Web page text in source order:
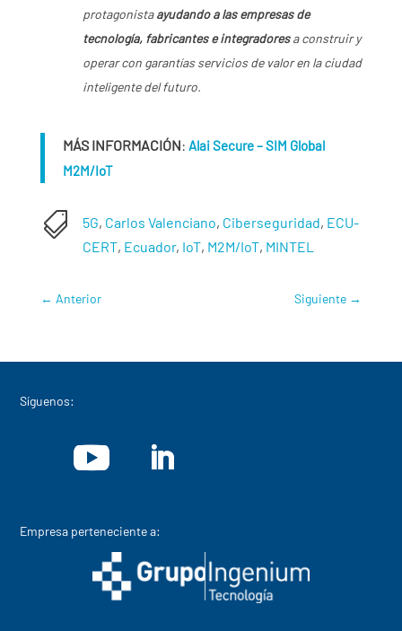
protagonistaayudando a las empresas de
tecnología, fabricantes e integradoresa construir y
operar con garantías servicios de valor en la ciudad
inteligente del futuro.
MÁS INFORMACIÓN: Alai Secure – SIM Global
M2M/IoT
 5G, Carlos Valenciano, Ciberseguridad, ECU-
CERT, Ecuador, IoT, M2M/IoT, MINTEL
← Anterior Siguiente →
Síguenos:
Empresa perteneciente a: